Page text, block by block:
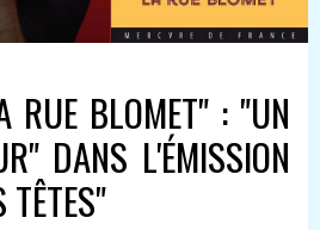
RUE BLOMET" : "UN
DANS L'ÉMISSION
TÊTES"